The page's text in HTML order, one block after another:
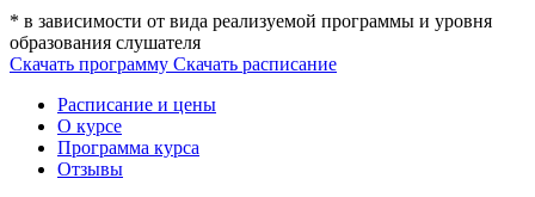
* в зависимости от вида реализуемой программы и уровня
образования слушателя
Скачать программу Скачать расписание
Расписание и цены
О курсе
Программа курса
Отзывы